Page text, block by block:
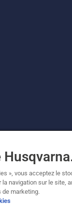
droits
8,1 % et TAR
sauf si le produit
d'utilisation
», vous acceptez le
navigation sur le site,
de marketing.